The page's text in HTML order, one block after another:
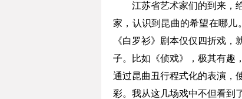
江苏省艺术家们的到来，给
家，认识到昆曲的希望在哪儿
《白罗衫》剧本仅仅四折戏
子。比如《侦戏》，极其有趣
通过昆曲丑行程式化的表演，
彩。我从这几场戏中不但看到